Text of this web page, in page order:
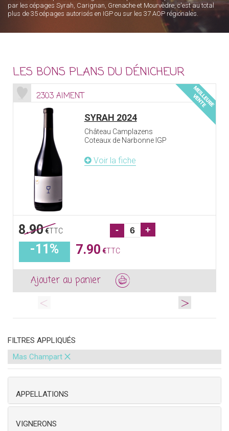
par les cépages Syrah, Carignan, Grenache et Mourvèdre, c'est au total
plus de 35 cépages autorisés en IGP ou sur les 37 AOP régionales.
LES BONS PLANS DU DÉNICHEUR
<
2303 AIMENT
SYRAH 2024
Château Camplazens
Coteaux de Narbonne IGP
Voir la fiche
8.90€TTC - +
-11% 7.90 €TTC
Ajouter au panier
>
FILTRES APPLIQUÉS
Mas Champart ×
APPELLATIONS
VIGNERONS